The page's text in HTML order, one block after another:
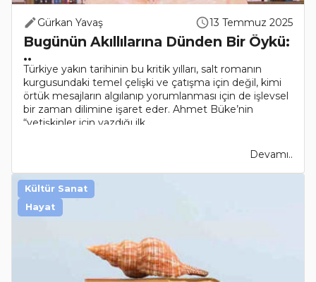
Gürkan Yavaş 13 Temmuz 2025
Bugünün Akıllılarına Dünden Bir Öykü:
..
Türkiye yakın tarihinin bu kritik yılları, salt romanın
kurgusundaki temel çelişki ve çatışma için değil, kimi
örtük mesajların algılanıp yorumlanması için de işlevsel
bir zaman dilimine işaret eder. Ahmet Büke’nin
“yetişkinler için yazdığı ilk ..
Devamı..
Kültür Sanat
Hayat